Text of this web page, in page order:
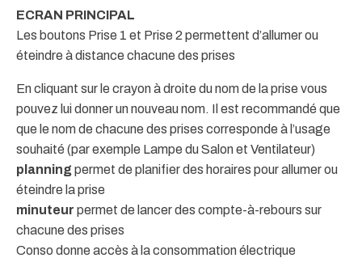
ECRAN PRINCIPAL
Les boutons Prise 1 et Prise 2 permettent d’allumer ou
éteindre à distance chacune des prises
En cliquant sur le crayon à droite du nom de la prise vous
pouvez lui donner un nouveau nom. Il est recommandé que
que le nom de chacune des prises corresponde à l’usage
souhaité (par exemple Lampe du Salon et Ventilateur)
planning permet de planifier des horaires pour allumer ou
éteindre la prise
minuteur permet de lancer des compte-à-rebours sur
chacune des prises
Conso donne accès à la consommation électrique